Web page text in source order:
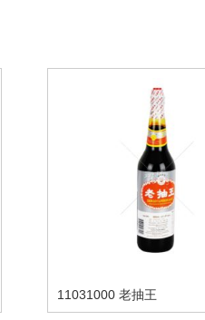
11031000 老抽王